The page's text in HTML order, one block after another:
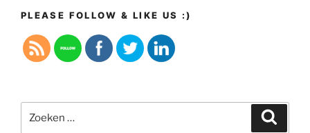
PLEASE FOLLOW & LIKE US :)
naar: